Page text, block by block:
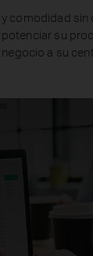
comodidad
su
negocio a su